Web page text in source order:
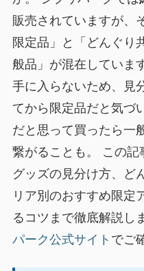
販売されていますが、
限定品」と「どんぐり
般品」が混在していま
手に入らないため、見
てから限定品だと気づ
だと思って買ったら一
繋がることも。 この記
グッズの見分け方、ど
リア別のおすすめ限定
るコツまで徹底解説し
パーク公式サイト でご